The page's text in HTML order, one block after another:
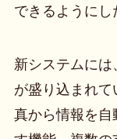
できるようにし
新システムに
が盛り込まれ
真から情報を自